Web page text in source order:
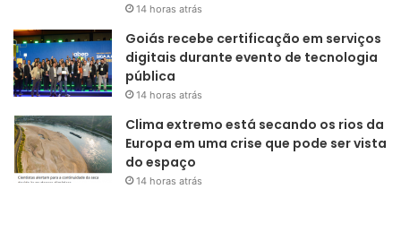
digitais durante evento de tecnologia
pública
14 horas atrás
Europa em uma crise que pode ser vista
do espaço
14 horas atrás